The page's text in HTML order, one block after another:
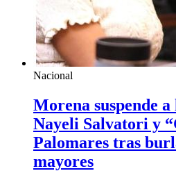
Nacional
Morena suspende
Nayeli Salvatori y
Palomares tras
mayores